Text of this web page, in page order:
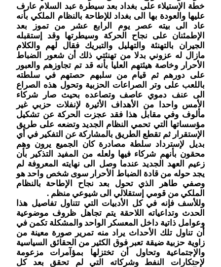
خطة الإستيلاء على بغداد بعد سيطرة عبد السلام عارف
عليها والعودة بها الى بغداد للإطاحة بالنظام الملكي بأنه
عاد الى بيته عصر يوم الرابع عشر من تموز بعد
الإطمئنان على نجاح الحركة وسيطرتها وقد إستقبله
الجيران بالتهنئة والتهليل والتبريك فقال لهم والكلام
مازال له عزوني بدلا من تهنئتي ذلك أن شعور الضباط
الأحرار وخاصة هيئتهم العليا بأنه قد تم تجاوزهم والعبور
على دورهم ثم قيام من سلبهم حصتهم في سلطته
باللعب على وتر الصراعات الحزبية وتحول هذه الصراع
الى عنف دموي عاصف وتصاعده بحيث صار شركاء
الأمس واحدا من الأهداف الأثيرة لإنفلات حزبي غير
مألوف وفي مقابل هذا فقد عجزت الحركة عن تشكيل
مؤسساتها التي تحمي النظام الجديد وتضعه على طريق
الإستقرار ثم تقطع الطريق بالمشاركة عن التفكير في أي
بديل لإسترداد سلطة مصادرة كان الجميع يرون وهم
محقون بأنهم شركاء فيها ولعله من المفيد التذكير بأن
زعيم العهد الجديد عندما وصل الى نهايته المعروفة لم
يجد حوله من قادة الضباط الأحرار سوى شخص واحد هو
وصفي طاهر الذي تحول بعد نجاح الإطاحة بالنظام
الملكي من قومي إستقلالي الى شيوعي منظم .
وللأسف فإنه في كل الأدبيات التي تتناول تفاصيل هذا
الحدث وتداعياته اللاحقة يتم تجاهل ظروف موضوعية
وعوامل ذاتية داخل المعسكر الواحد والمشكلة تكمن في
أن تناول تلك الأحداث يراد منه تمرير صورة معينة من
زاوية حزبية ضيقة تعبر فوق الكثير من الحقائق السياسية
والإجتماعية وتحاول أن تختزلها بمؤآمرات مزعومة
لإحتكارات النفط وشركاته التي لم تحقق بعد كل